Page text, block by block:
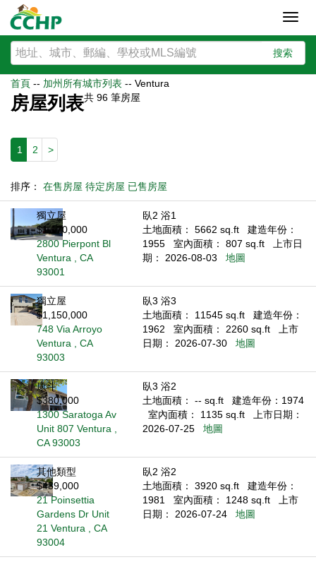
搜索
首頁 -- 加州所有城市列表 -- Ventura
房屋列表共 96 筆房屋
1 2 >
排序： 在售房屋 待定房屋 已售房屋
獨立屋
$1,170,000
2800 Pierpont Bl
Ventura , CA
93001
臥2 浴1
土地面積： 5662 sq.ft
建造年份：
1955
室內面積： 807 sq.ft
上市日
期： 2026-08-03
地圖
獨立屋
$1,150,000
748 Via Arroyo
Ventura , CA
93003
臥3 浴3
土地面積： 11545 sq.ft
建造年份：
1962
室內面積： 2260 sq.ft
上市
日期： 2026-07-30
地圖
康斗
$380,000
1300 Saratoga Av
Unit 807 Ventura ,
CA 93003
臥3 浴2
土地面積： -- sq.ft
建造年份：1974
室內面積： 1135 sq.ft
上市日期：
2026-07-25
地圖
其他類型
$489,000
21 Poinsettia
Gardens Dr Unit
21 Ventura , CA
93004
臥2 浴2
土地面積： 3920 sq.ft
建造年份：
1981
室內面積： 1248 sq.ft
上市
日期： 2026-07-24
地圖